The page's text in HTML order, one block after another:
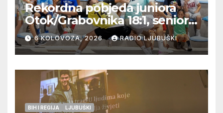
Rekordna pobjeda juniora
Otok/Grabovnika 18:1, seniori
Pregrađa u četvrtfinalu,
Veljaci i Cerno/Crnopod u
doigravanju, Grljevići završili
natjecanje
6 KOLOVOZA, 2026 RADIO LJUBUŠKI
BIH I REGIJA LJUBUŠKI